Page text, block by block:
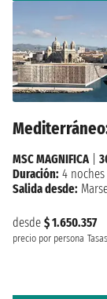
desde $ 1.650.357
precio por persona
MSC MAGNIFICA|
Duración: 4 noches
Salida desde: